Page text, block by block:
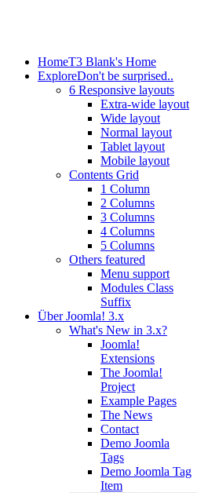
HomeT3 Blank's Home
ExploreDon't be surprised..
6 Responsive layouts
Extra-wide layout
Wide layout
Normal layout
Tablet layout
Mobile layout
Contents Grid
1 Column
2 Columns
3 Columns
4 Columns
5 Columns
Others featured
Menu support
Modules Class
Suffix
Über Joomla! 3.x
What's New in 3.x?
Joomla!
Extensions
The Joomla!
Project
Example Pages
The News
Contact
Demo Joomla
Tags
Demo Joomla Tag
Item